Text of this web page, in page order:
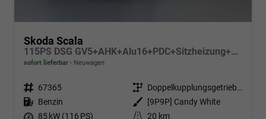
Skoda Scala
115PS DSG GV5+AHK+Alu16+PDC+Sitzheizung+App-Connect
sofort lieferbar Neuwagen
Fahrzeugnr. 67365 Getriebe
Doppelkupplungsgetriebe (DSG)
Kraftstoff Benzin Außenfarbe
[9P9P] Candy White
Leistung 85 kW (116 PS) Kilometerstand 20 km